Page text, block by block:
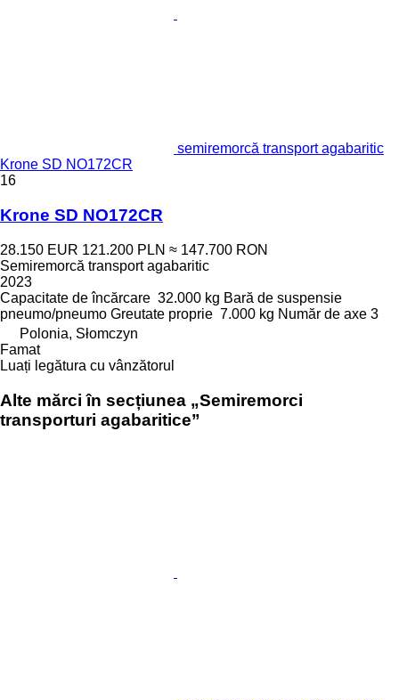
semiremorcă transport agabaritic
Krone SD NO172CR
16
Krone SD NO172CR
28.150 EUR 121.200 PLN ≈ 147.700 RON
Semiremorcă transport agabaritic
2023
Capacitate de încărcare 32.000 kg Bară de suspensie
pneumo/pneumo Greutate proprie 7.000 kg Număr de axe 3
Polonia, Słomczyn
Famat
Luați legătura cu vânzătorul
Alte mărci în secțiunea „Semiremorci
transporturi agabaritice”